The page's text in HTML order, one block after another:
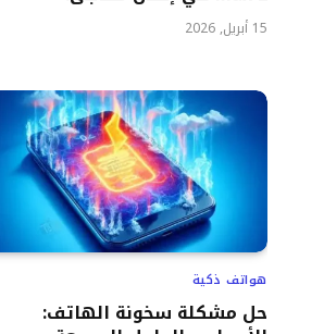
15 أبريل, 2026
هواتف ذكية
حل مشكلة سخونة الهاتف: